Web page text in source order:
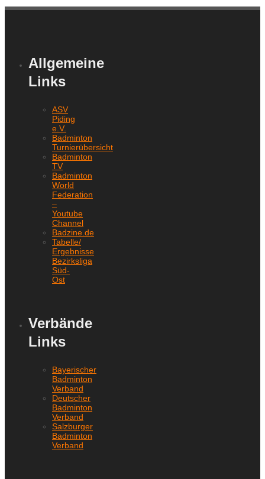
Allgemeine
Links
ASV
Piding
e.V.
Badminton
Turnierübersicht
Badminton
TV
Badminton
World
Federation
–
Youtube
Channel
Badzine.de
Tabelle/
Ergebnisse
Bezirksliga
Süd-
Ost
Verbände
Links
Bayerischer
Badminton
Verband
Deutscher
Badminton
Verband
Salzburger
Badminton
Verband